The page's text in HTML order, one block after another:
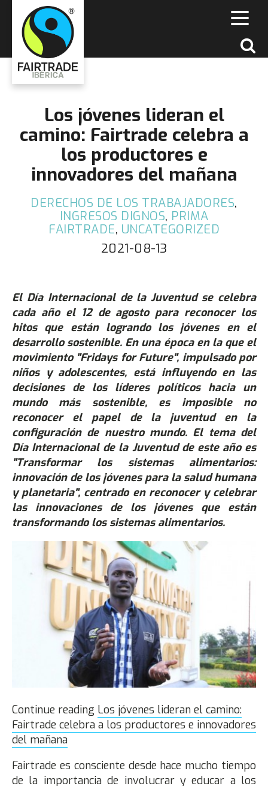
​Los jóvenes lideran el
camino: Fairtrade celebra a
los productores e
innovadores del mañana
DERECHOS DE LOS TRABAJADORES,
INGRESOS DIGNOS, PRIMA
FAIRTRADE, UNCATEGORIZED
2021-08-13
El Día Internacional de la Juventud se celebra
cada año el 12 de agosto para reconocer los
hitos que están logrando los jóvenes en el
desarrollo sostenible. En una época en la que el
movimiento "Fridays for Future", impulsado por
niños y adolescentes, está influyendo en las
decisiones de los líderes políticos hacia un
mundo más sostenible, es imposible no
reconocer el papel de la juventud en la
configuración de nuestro mundo. El tema del
Día Internacional de la Juventud de este año es
"Transformar los sistemas alimentarios:
innovación de los jóvenes para la salud humana
y planetaria", centrado en reconocer y celebrar
las innovaciones de los jóvenes que están
transformando los sistemas alimentarios.
Continue reading ​Los jóvenes lideran el camino:
Fairtrade celebra a los productores e innovadores
del mañana
Fairtrade es consciente desde hace mucho tiempo
de la importancia de involucrar y educar a los